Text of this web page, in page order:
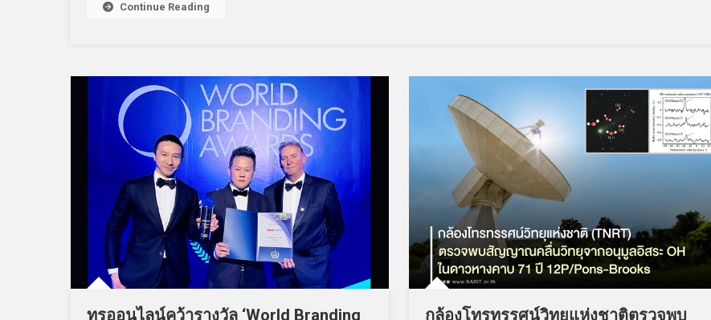
Continue Reading
ทรูออนไลน์คว้ารางวัล ‘World Branding กล้องโทรทรรศน์วิทยุแห่งชาติตรวจพบ